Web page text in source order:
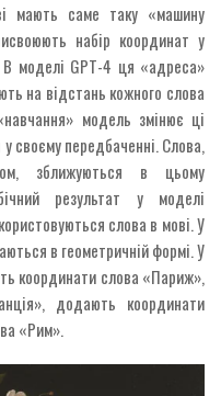
мають саме таку «машину
набір координат у
В моделі GPT-4 ця «адреса»
на відстань кожного слова
модель змінює ці
своєму передбаченні. Слова,
зближуються в цьому
результат у моделі
слова в мові. У
в геометричній формі. У
координати слова «Париж»,
додають координати
«Рим».